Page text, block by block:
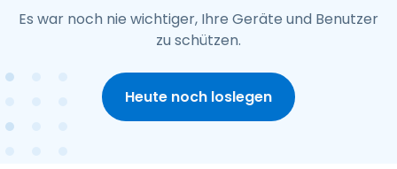
Es war noch nie wichtiger, Ihre Geräte und Benutzer
zu schützen.
Heute noch loslegen